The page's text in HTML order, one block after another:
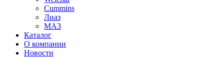
Cummins
Лиаз
МАЗ
Каталог
О компании
Новости